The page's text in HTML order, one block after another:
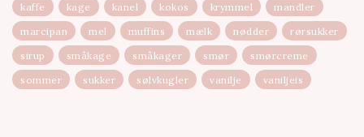
kaffe
kage kanel kokos krymmel
mandler
marcipan
mel muffins mælk nødder
rørsukker
sirup
småkage småkager smør
smørcreme
sommer
sukker sølvkugler vanilje vaniljeis